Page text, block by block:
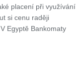
placení při využívání
si cenu raději
Egyptě Bankomaty